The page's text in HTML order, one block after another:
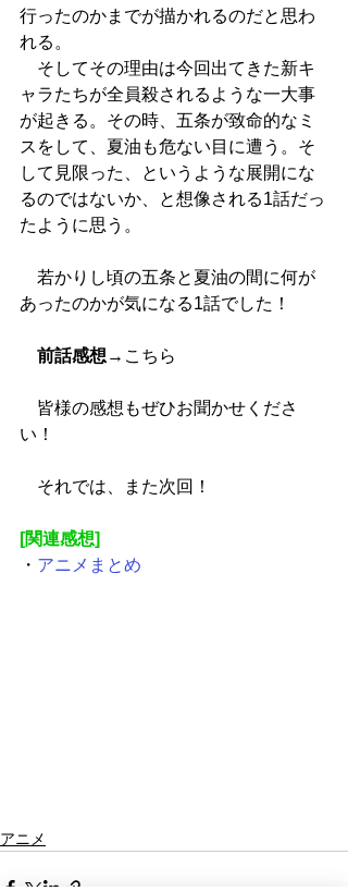
行ったのかまでが描かれるのだと思わ
れる。
そしてその理由は今回出てきた新キ
ャラたちが全員殺されるような一大事
が起きる。その時、五条が致命的なミ
スをして、夏油も危ない目に遭う。そ
して見限った、というような展開にな
るのではないか、と想像される1話だっ
たように思う。
若かりし頃の五条と夏油の間に何が
あったのかが気になる1話でした！
前話感想 → こちら
皆様の感想もぜひお聞かせくださ
い！
それでは、また次回！
[関連感想]
・ アニメまとめ
アニメ